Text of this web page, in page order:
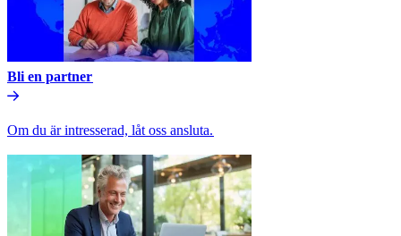
Bli en partner​​
Om du är intresserad, låt oss ansluta.​​